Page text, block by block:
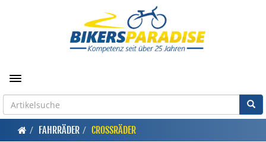
Toggle navigation
FAHRRÄDER CROSSRÄDER